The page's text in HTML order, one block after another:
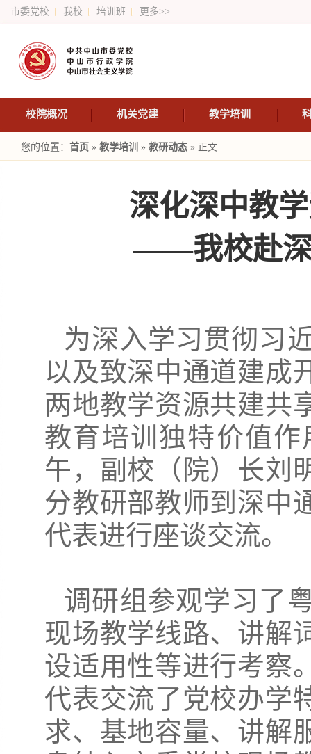
市委党校 我校 培训班 更多>>
校院概况 机关党建 教学培训
您的位置： 首页 » 教学培训 » 教研动态 » 正文
深化深中教
——我校赴深
为深入学习贯彻习
以及致深中通道建成
两地教学资源共建共
教育培训独特价值
午，副校（院）长刘
分教研部教师到深中
代表进行座谈交流。
调研组参观学习了
现场教学线路、讲解
设适用性等进行考察
代表交流了党校办学
求、基地容量、讲解